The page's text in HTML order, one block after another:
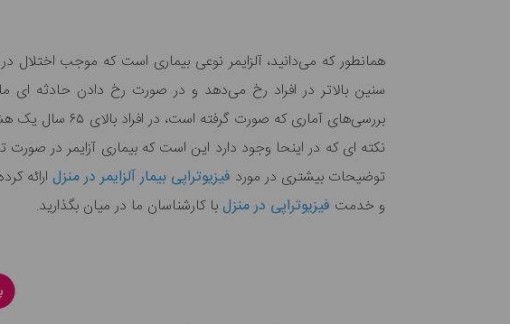
همانطور که می‌دانید، آلزایمر نوعی بیماری است که موجب اختلال
سنین بالاتر در افراد رخ می‌دهد و در صورت رخ دادن حادثه ای
بررسی‌های آماری
نکته ای که در اینحا وجود دارد این است که بیماری آزایمر در
توضیحات بیشتری در مورد فیزیوتراپی بیمار آلزایمر در منزل ارائه
و خدمت فیزیوتراپی در منزلبا کارشناسان ما در میان بگذارید.